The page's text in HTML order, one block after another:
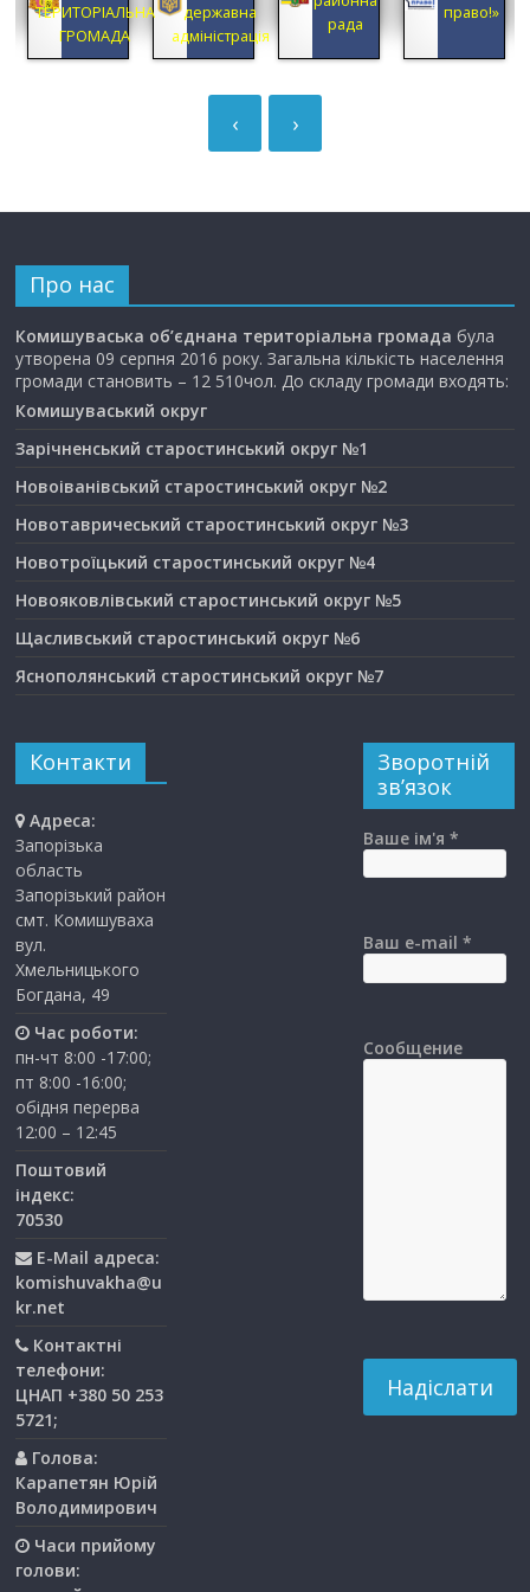
ТЕРИТОРІАЛЬНА
ГРОМАДА
державна
адміністрація
рада
право!»
›
‹
Про нас
Комишуваська об’єднана територіальна громада була
утворена 09 серпня 2016 року. Загальна кількість населення
громади становить – 12 510чол. До складу громади входять:
Комишуваський округ
Зарічненський старостинський округ №1
Новоіванівський старостинський округ №2
Новотавричеський старостинський округ №3
Новотроїцький старостинський округ №4
Новояковлівський старостинський округ №5
Щасливський старостинський округ №6
Яснополянський старостинський округ №7
Контакти
Адреса:
Запорізька
область
Запорізький район
смт. Комишуваха
вул.
Хмельницького
Богдана, 49
Час роботи:
пн-чт 8:00 -17:00;
пт 8:00 -16:00;
обідня перерва
12:00 – 12:45
Поштовий
індекс:
70530
E-Mail адреса:
komishuvakha@u
kr.net
Контактні
телефони:
ЦНАП +380 50 253
5721;
Голова:
Карапетян Юрій
Володимирович
Часи прийому
голови:
Зворотній
зв’язок
Ваше ім'я *
Ваш e-mail *
Сообщение